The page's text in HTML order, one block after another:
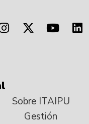
Sobre ITAIPU
Gestión